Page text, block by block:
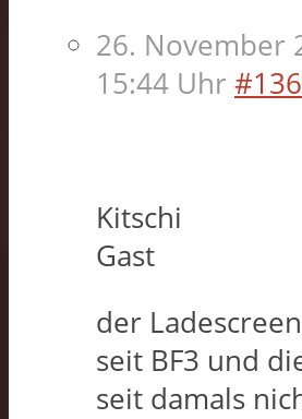
26. November
15:44 Uhr
Kitschi
Gast
der
seit BF3 und
seit damals